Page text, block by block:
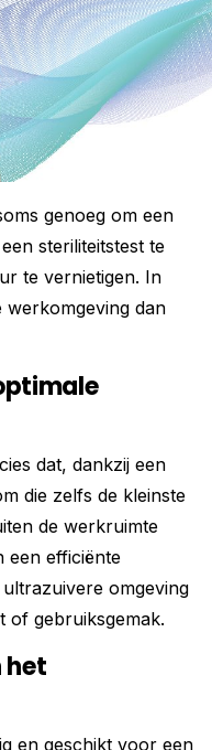
genoeg om een
steriliteitstest te
te vernietigen. In
dan
dat, dankzij een
die zelfs de kleinste
de werkruimte
een efficiënte
omgeving
of gebruiksgemak.
het
en geschikt voor een